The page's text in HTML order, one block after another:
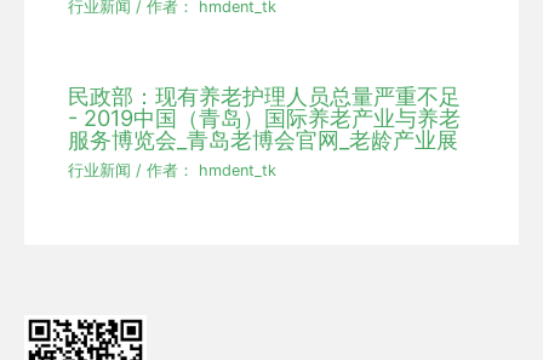
行业新闻 / 作者： hmdent_tk
民政部：现有养老护理人员总量严重不足
- 2019中国（青岛）国际养老产业与养老
服务博览会_青岛老博会官网_老龄产业展
行业新闻 / 作者： hmdent_tk